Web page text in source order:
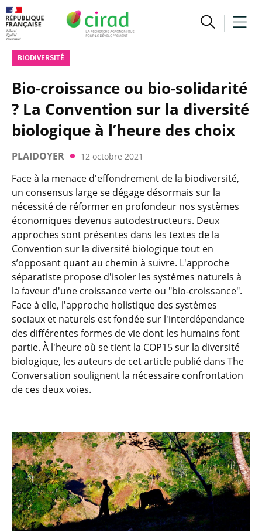
BIODIVERSITÉ
Bio-croissance ou bio-solidarité
? La Convention sur la diversité
biologique à l’heure des choix
PLAIDOYER 12 octobre 2021
Face à la menace d'effondrement de la biodiversité,
un consensus large se dégage désormais sur la
nécessité de réformer en profondeur nos systèmes
économiques devenus autodestructeurs. Deux
approches sont présentes dans les textes de la
Convention sur la diversité biologique tout en
s’opposant quant au chemin à suivre. L'approche
séparatiste propose d'isoler les systèmes naturels à
la faveur d'une croissance verte ou "bio-croissance".
Face à elle, l'approche holistique des systèmes
sociaux et naturels est fondée sur l'interdépendance
des différentes formes de vie dont les humains font
partie. À l'heure où se tient la COP15 sur la diversité
biologique, les auteurs de cet article publié dans The
Conversation soulignent la nécessaire confrontation
de ces deux voies.